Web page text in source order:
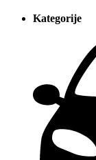
Kategorije